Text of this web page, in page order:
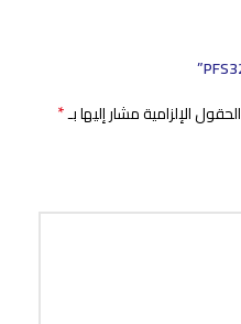
الحقول الإلزامية مشار إليها بـ*